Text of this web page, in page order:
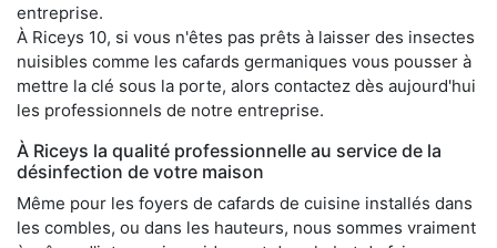
entreprise.
À Riceys 10, si vous n'êtes pas prêts à laisser des insectes
nuisibles comme les cafards germaniques vous pousser à
mettre la clé sous la porte, alors contactez dès aujourd'hui
les professionnels de notre entreprise.
À Riceys la qualité professionnelle au service de la
désinfection de votre maison
Même pour les foyers de cafards de cuisine installés dans
les combles, ou dans les hauteurs, nous sommes vraiment